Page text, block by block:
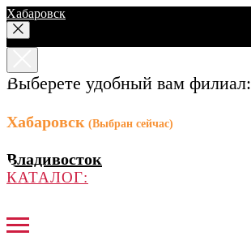
Хабаровск
Выберете удобный вам филиал:
Хабаровск (Выбран сейчас)
Владивосток
КАТАЛОГ: